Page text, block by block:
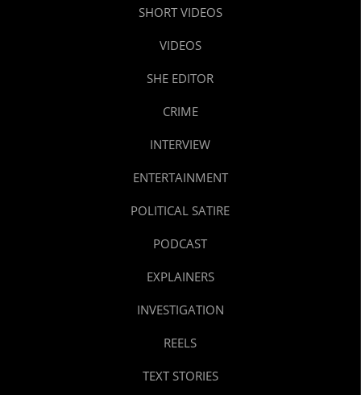
SHORT VIDEOS
VIDEOS
SHE EDITOR
CRIME
INTERVIEW
ENTERTAINMENT
POLITICAL SATIRE
PODCAST
EXPLAINERS
INVESTIGATION
REELS
TEXT STORIES